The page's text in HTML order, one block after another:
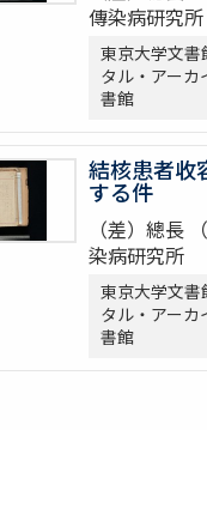
傳染病研究所
東京大学文書
タル・アーカ
書館
結核患者收
する件
（差）總長
染病研究所
東京大学文書
タル・アーカ
書館